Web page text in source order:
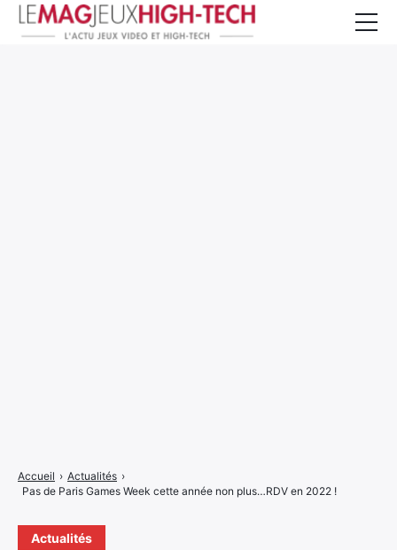
Actualités
Accueil › Actualités ›
Pas de Paris Games Week cette année non plus…RDV en 2022 !